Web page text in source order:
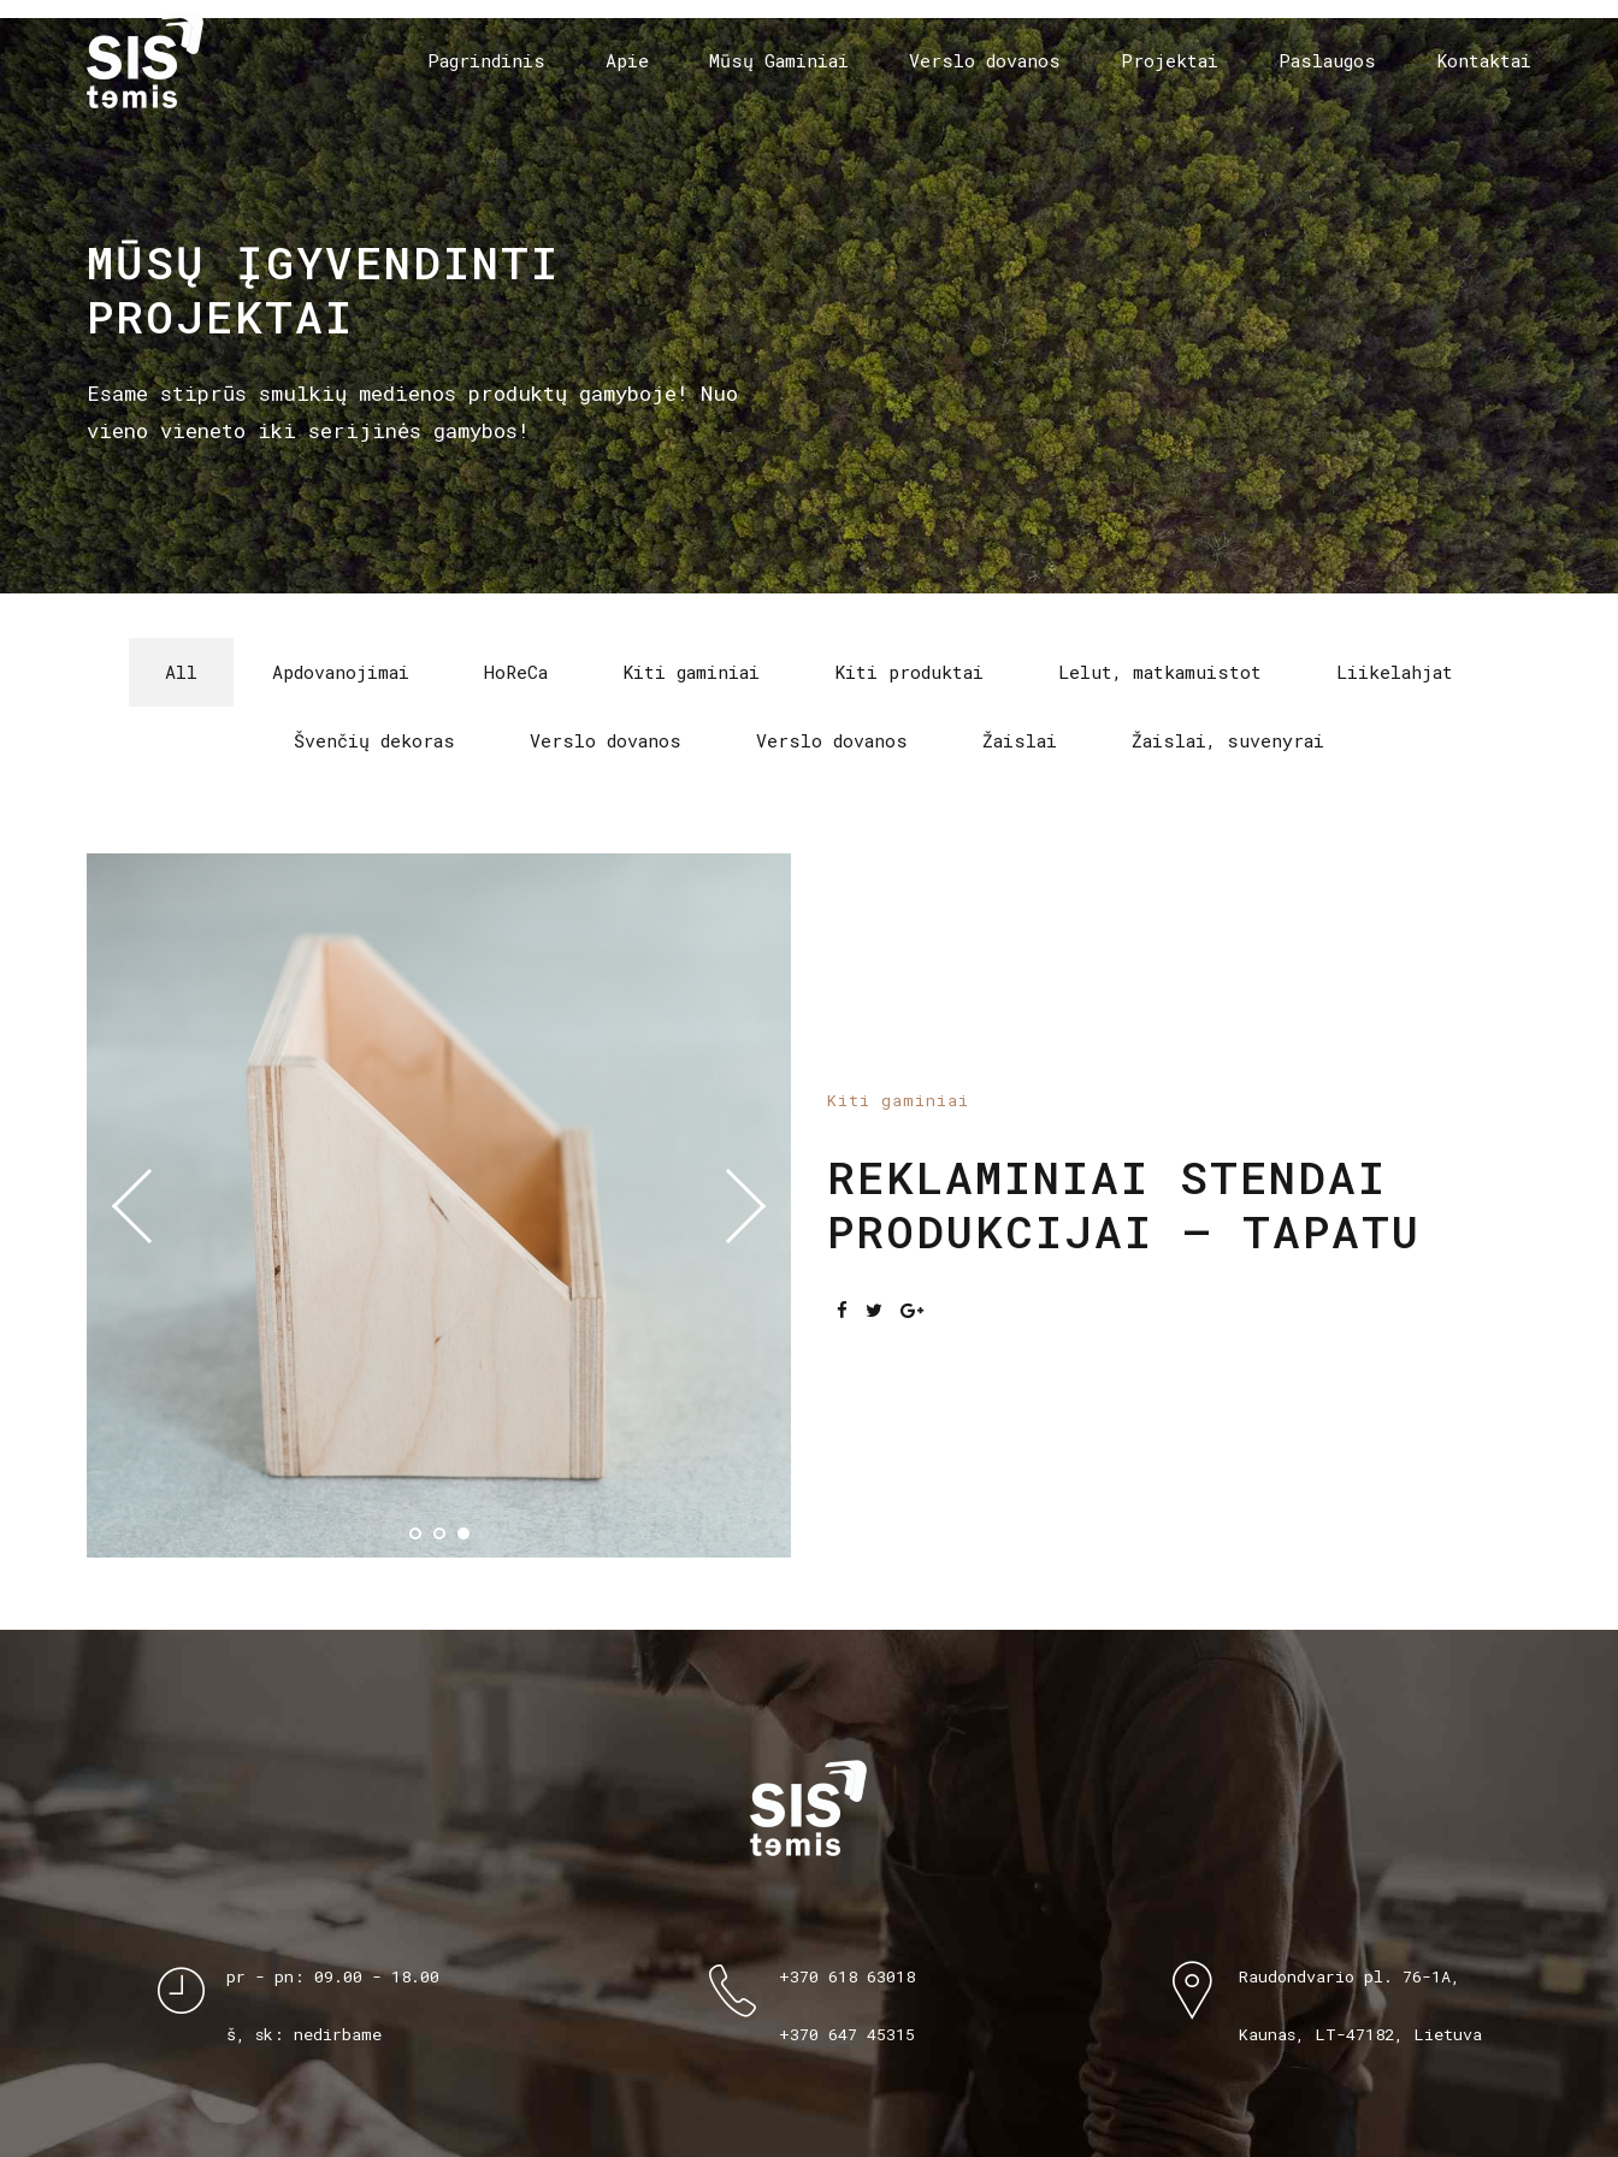
Pagrindinis Apie Mūsų Gaminiai Verslo dovanos Projektai Paslaugos Kontaktai
MŪSŲ ĮGYVENDINTI
PROJEKTAI
Esame stiprūs smulkių medienos produktų gamyboje! Nuo
vieno vieneto iki serijinės gamybos!
All Apdovanojimai HoReCa Kiti gaminiai Kiti produktai Lelut, matkamuistot Liikelahjat
Švenčių dekoras Verslo dovanos Verslo dovanos Žaislai Žaislai, suvenyrai
Kiti gaminiai
REKLAMINIAI STENDAI
PRODUKCIJAI – TAPATU
pr - pn: 09.00 - 18.00
š, sk: nedirbame
+370 618 63018
+370 647 45315
Raudondvario pl. 76-1A,
Kaunas, LT-47182, Lietuva